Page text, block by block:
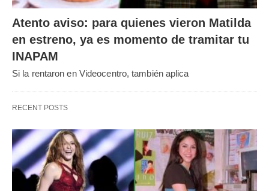
Atento aviso: para quienes vieron Matilda
en estreno, ya es momento de tramitar tu
INAPAM
Si la rentaron en Videocentro, también aplica
RECENT POSTS